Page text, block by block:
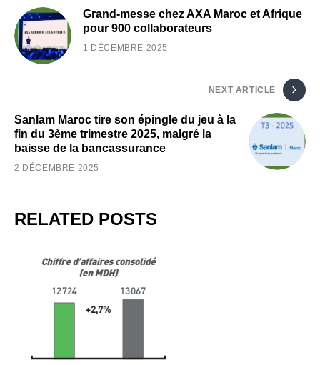
Grand-messe chez AXA Maroc et Afrique
pour 900 collaborateurs
1 DÉCEMBRE 2025
NEXT ARTICLE
Sanlam Maroc tire son épingle du jeu à la
fin du 3ème trimestre 2025, malgré la
baisse de la bancassurance
2 DÉCEMBRE 2025
RELATED POSTS